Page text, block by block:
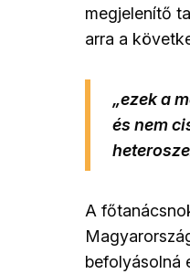
megjelenítő
arra a
„ezek a
és nem
A
befolyásolná